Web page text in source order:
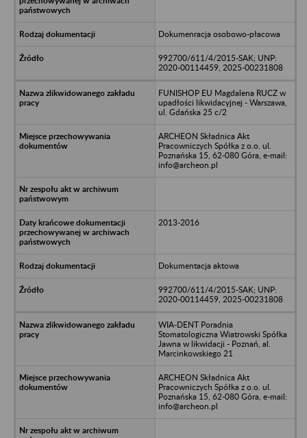
Dokumenracja osobowo-płacowa
992700/611/4/2015-SAK; UNP:
2020-00114459, 2025-00231808
FUNISHOP EU Magdalena RUCZ w
upadłości likwidacyjnej - Warszawa,
ul. Gdańska 25 c/2
ARCHEON Składnica Akt
Pracowniczych Spółka z o.o. ul.
Poznańska 15, 62-080 Góra, e-mail:
info@archeon.pl
2013-2016
Dokumentacja aktowa
992700/611/4/2015-SAK; UNP:
2020-00114459, 2025-00231808
WIA-DENT Poradnia
Stomatologiczna Wiatrowski Spółka
Jawna w likwidacji - Poznań, al.
Marcinkowskiego 21
ARCHEON Składnica Akt
Pracowniczych Spółka z o.o. ul.
Poznańska 15, 62-080 Góra, e-mail:
info@archeon.pl